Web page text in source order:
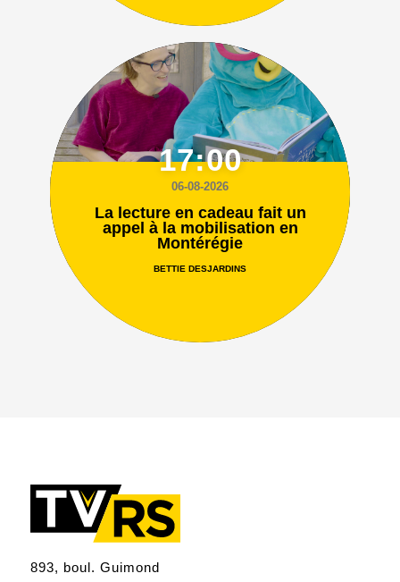
17:00
06-08-2026
La lecture en cadeau fait un
appel à la mobilisation en
Montérégie
BETTIE DESJARDINS
893, boul. Guimond